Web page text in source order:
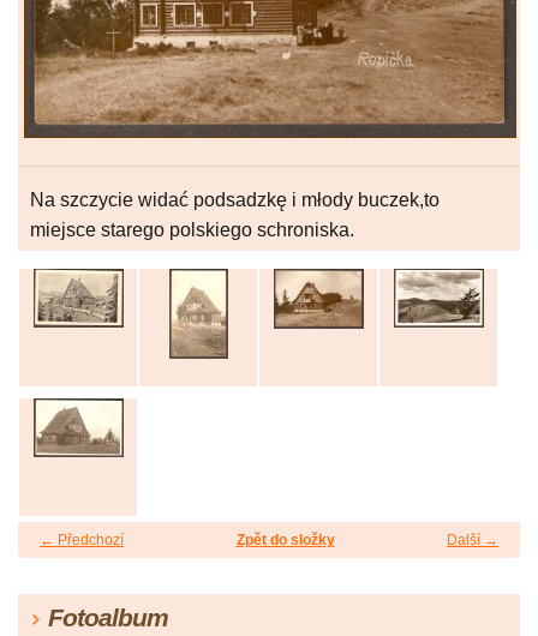
Na szczycie widać podsadzkę i młody buczek,to
miejsce starego polskiego schroniska.
← Předchozí Další →
Zpět do složky
Fotoalbum